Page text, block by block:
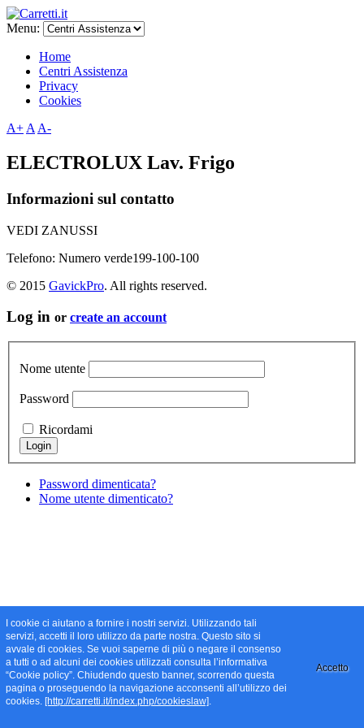
Menu:
Home
Centri Assistenza
Privacy
Cookies
A+ A A-
ELECTROLUX Lav. Frigo
Informazioni sul contatto
VEDI ZANUSSI
Telefono: Numero verde199-100-100
© 2015 GavickPro. All rights reserved.
Log in or create an account
Nome utente
Password
Ricordami
Password dimenticata?
Nome utente dimenticato?
I cookie ci aiutano a fornire i nostri servizi. Utilizzando tali
servizi, accetti il loro utilizzo da parte nostra. Questo sito si
avvale di cookies. Se vuoi saperne di più o negare il consenso
a tutti o ad alcuni dei cookies utilizzati consulta l’informativa
“Cookie policy”. Chiudendo questo banner, scorrendo questa
pagina o proseguendo la navigazione acconsenti all’utilizzo dei
cookies. [http://carretti.it/index.php/cookieslaw].
Accetto